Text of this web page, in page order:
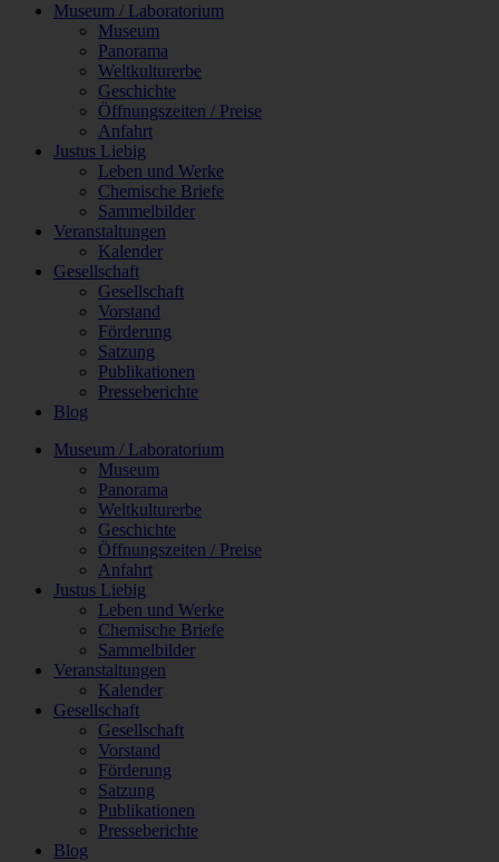
Museum / Laboratorium
Museum
Panorama
Weltkulturerbe
Geschichte
Öffnungszeiten / Preise
Anfahrt
Justus Liebig
Leben und Werke
Chemische Briefe
Sammelbilder
Veranstaltungen
Kalender
Gesellschaft
Gesellschaft
Vorstand
Förderung
Satzung
Publikationen
Presseberichte
Blog
Museum / Laboratorium
Museum
Panorama
Weltkulturerbe
Geschichte
Öffnungszeiten / Preise
Anfahrt
Justus Liebig
Leben und Werke
Chemische Briefe
Sammelbilder
Veranstaltungen
Kalender
Gesellschaft
Gesellschaft
Vorstand
Förderung
Satzung
Publikationen
Presseberichte
Blog